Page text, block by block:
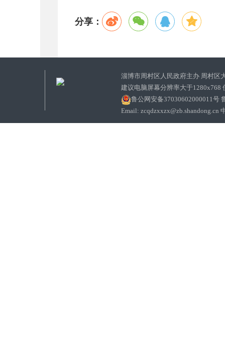
分享：
淄博市周村区人民政府主办 周村区
建议电脑屏幕分辨率大于1280x768
鲁公网安备37030602000011号
Email: zcqdzxxzx@zb.shandong.cn